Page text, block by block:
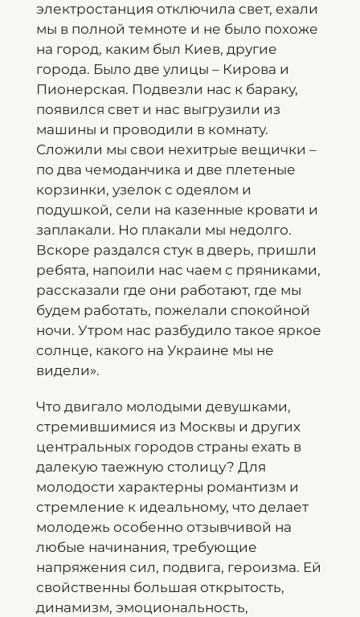
электростанция отключила свет, ехали
мы в полной темноте и не было похоже
на город, каким был Киев, другие
города. Было две улицы – Кирова и
Пионерская. Подвезли нас к бараку,
появился свет и нас выгрузили из
машины и проводили в комнату.
Сложили мы свои нехитрые вещички –
по два чемоданчика и две плетеные
корзинки, узелок с одеялом и
подушкой, сели на казенные кровати и
заплакали. Но плакали мы недолго.
Вскоре раздался стук в дверь, пришли
ребята, напоили нас чаем с пряниками,
рассказали где они работают, где мы
будем работать, пожелали спокойной
ночи. Утром нас разбудило такое яркое
солнце, какого на Украине мы не
видели».
Что двигало молодыми девушками,
стремившимися из Москвы и других
центральных городов страны ехать в
далекую таежную столицу? Для
молодости характерны романтизм и
стремление к идеальному, что делает
молодежь особенно отзывчивой на
любые начинания, требующие
напряжения сил, подвига, героизма. Ей
свойственны большая открытость,
динамизм, эмоциональность,